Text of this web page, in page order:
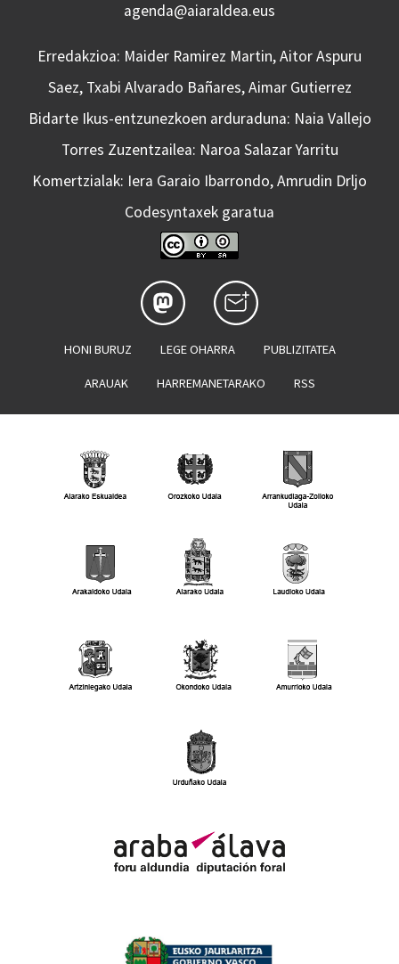
agenda@aiaraldea.eus
Erredakzioa: Maider Ramirez Martin, Aitor Aspuru
Saez, Txabi Alvarado Bañares, Aimar Gutierrez
Bidarte Ikus-entzunezkoen arduraduna: Naia Vallejo
Torres Zuzentzailea: Naroa Salazar Yarritu
Komertzialak: Iera Garaio Ibarrondo, Amrudin Drljo
Codesyntaxek garatua
HONI BURUZ LEGE OHARRA PUBLIZITATEA
ARAUAK HARREMANETARAKO RSS